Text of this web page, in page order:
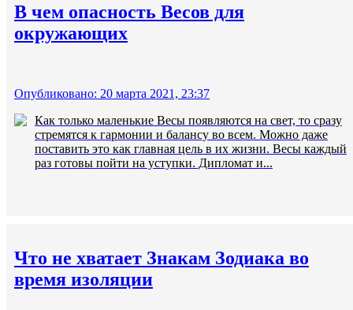
В чем опасность Весов для
окружающих
Опубликовано: 20 марта 2021, 23:37
Как только маленькие Весы появляются на свет, то сразу
стремятся к гармонии и балансу во всем. Можно даже
поставить это как главная цель в их жизни. Весы каждый
раз готовы пойти на уступки. Дипломат и...
Что не хватает Знакам Зодиака во
время изоляции